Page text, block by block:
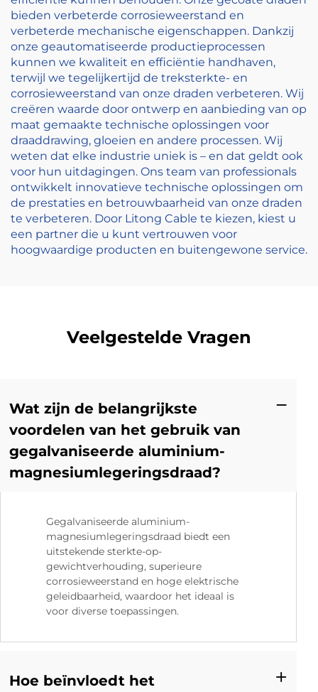
bieden verbeterde corrosieweerstand en
verbeterde mechanische eigenschappen. Dankzij
onze geautomatiseerde productieprocessen
kunnen we kwaliteit en efficiëntie handhaven,
terwijl we tegelijkertijd de treksterkte- en
corrosieweerstand van onze draden verbeteren. Wij
creëren waarde door ontwerp en aanbieding van op
maat gemaakte technische oplossingen voor
draaddrawing, gloeien en andere processen. Wij
weten dat elke industrie uniek is – en dat geldt ook
voor hun uitdagingen. Ons team van professionals
ontwikkelt innovatieve technische oplossingen om
de prestaties en betrouwbaarheid van onze draden
te verbeteren. Door Litong Cable te kiezen, kiest u
een partner die u kunt vertrouwen voor
hoogwaardige producten en buitengewone service.
Veelgestelde Vragen
Wat zijn de belangrijkste
voordelen van het gebruik van
gegalvaniseerde aluminium-
magnesiumlegeringsdraad?
Gegalvaniseerde aluminium-
magnesiumlegeringsdraad biedt een
uitstekende sterkte-op-
gewichtverhouding, superieure
corrosieweerstand en hoge elektrische
geleidbaarheid, waardoor het ideaal is
voor diverse toepassingen.
Hoe beïnvloedt het